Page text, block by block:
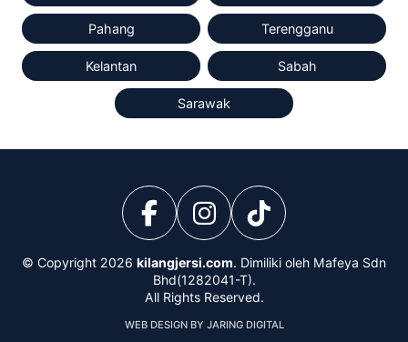
Pahang Terengganu
Kelantan Sabah
Sarawak
© Copyright 2026 kilangjersi.com. Dimiliki oleh Mafeya Sdn
Bhd(1282041-T).
All Rights Reserved.
WEB DESIGN BY JARING DIGITAL